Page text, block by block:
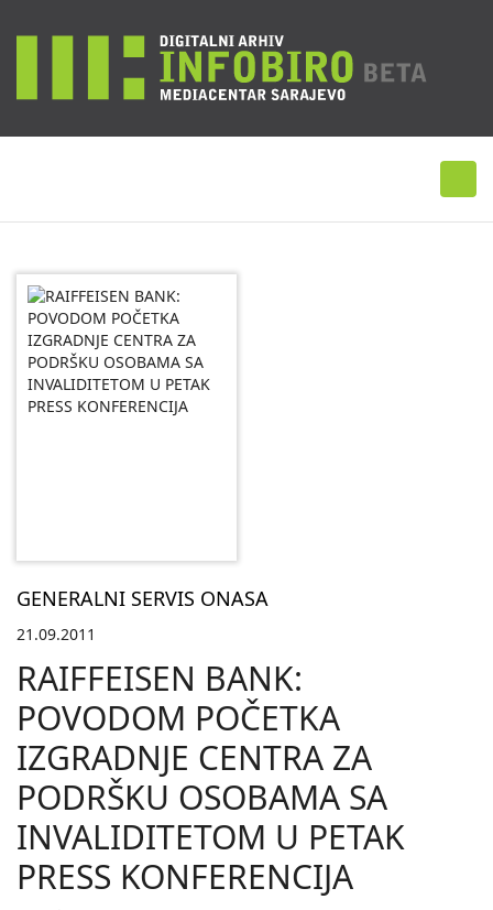
GENERALNI SERVIS ONASA
21.09.2011
RAIFFEISEN BANK:
POVODOM POČETKA
IZGRADNJE CENTRA ZA
PODRŠKU OSOBAMA SA
INVALIDITETOM U PETAK
PRESS KONFERENCIJA